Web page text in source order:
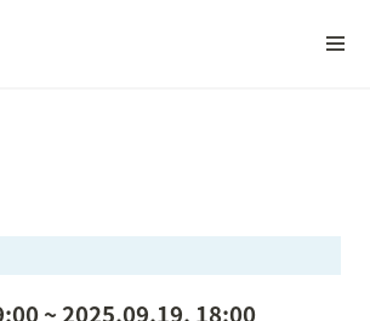
~ 2025.09.19. 18:00